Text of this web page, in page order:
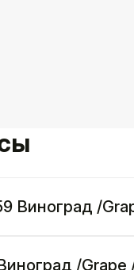
Виноград /
/Grape